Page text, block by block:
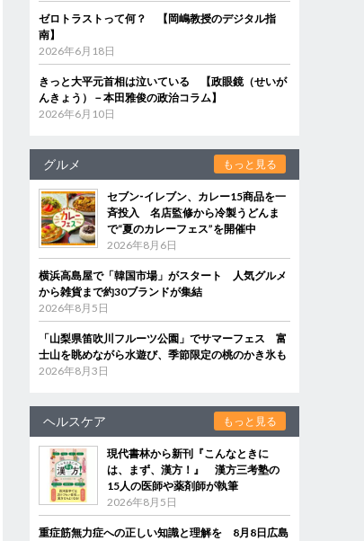
ゼロトラストって何？ 【岡嶋教授のデジタル指
南】
2026年6月18日
きっと大平元首相は泣いている 【政眼鏡（せいが
んきょう）－本田雅俊の政治コラム】
2026年6月10日
グルメ もっと見る
セブン‐イレブン、カレー15商品を一
斉投入 名店監修から冷製うどんま
で“夏のカレーフェス”を開催中
2026年8月6日
横浜高島屋で「韓国市場」がスタート 人気グルメ
から雑貨まで約30ブランドが集結
2026年8月5日
「山梨県笛吹川フルーツ公園」でサマーフェス 富
士山を眺めながら水遊び、季節限定の桃のかき氷も
2026年8月3日
ヘルスケア もっと見る
現代書林から新刊『こんなときに
は、まず、漢方！』 漢方三考塾の
15人の医師や薬剤師が執筆
2026年8月5日
重症筋無力症への正しい知識と理解を 8月8日広島